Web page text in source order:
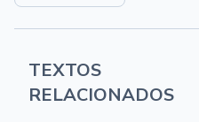
TEXTOS
RELACIONADOS